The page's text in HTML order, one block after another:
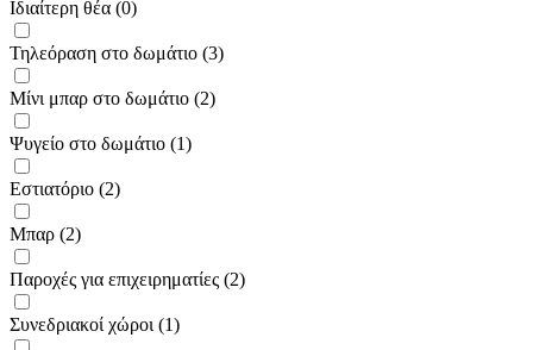
Ιδιαίτερη θέα (0)
Τηλεόραση στο δωμάτιο (3)
Μίνι μπαρ στο δωμάτιο (2)
Ψυγείο στο δωμάτιο (1)
Εστιατόριο (2)
Μπαρ (2)
Παροχές για επιχειρηματίες (2)
Συνεδριακοί χώροι (1)